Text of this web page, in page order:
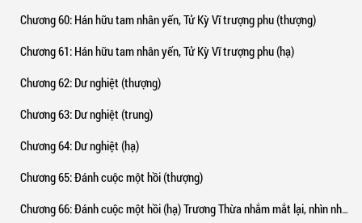
Chương 60: Hán hữu tam nhân yến, Tử Kỳ Vĩ trượng phu (thượng)
Chương 61: Hán hữu tam nhân yến, Tử Kỳ Vĩ trượng phu (hạ)
Chương 62: Dư nghiệt (thượng)
Chương 63: Dư nghiệt (trung)
Chương 64: Dư nghiệt (hạ)
Chương 65: Đánh cuộc một hồi (thượng)
Chương 66: Đánh cuộc một hồi (hạ) Trương Thừa nhắm mắt lại, nhìn như chợp mắt. Một lát sau, y đột nhiên mở to mắt,